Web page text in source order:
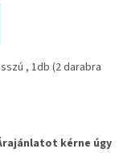
, 1db (2 darabra
kérne úgy